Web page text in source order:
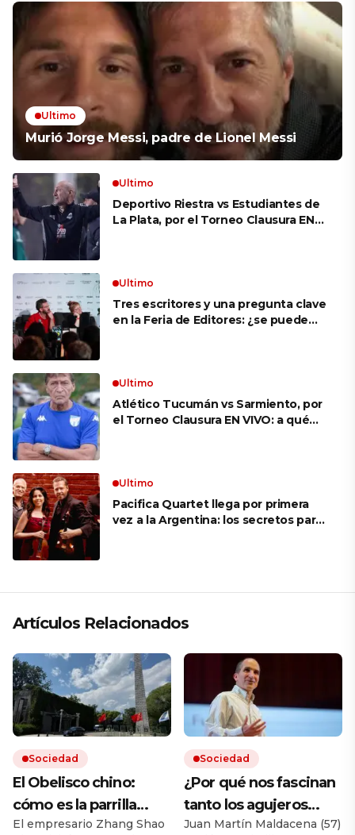
Ultimo
Murió Jorge Messi, padre de Lionel Messi
Ultimo
Deportivo Riestra vs Estudiantes de
La Plata, por el Torneo Clausura EN
Ultimo
Tres escritores y una pregunta clave
en la Feria de Editores: ¿se puede
Ultimo
Atlético Tucumán vs Sarmiento, por
el Torneo Clausura EN VIVO: a qué
Ultimo
Pacifica Quartet llega por primera
vez a la Argentina: los secretos para
Artículos Relacionados
Sociedad
El Obelisco chino:
cómo es la parrilla
argentina más grande
El empresario Zhang Shao
Sociedad
¿Por qué nos fascinan
tanto los agujeros
negros?: el genio
Juan Martín Maldacena (57)